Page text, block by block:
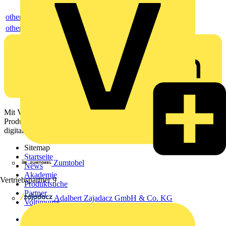
Zumtobel
Vertriebspartner 9
Adalbert Zajadacz GmbH & Co. KG
others
others
Mit Voltimum erhalten Elektrofachkräfte Zugang zu Branchennews,
Produktinformationen, Schulungen und Tools – alles auf einer
digitalen Plattform und Community.
Sitemap
Startseite
News
Akademie
Produktsuche
Partner
Voltimum+